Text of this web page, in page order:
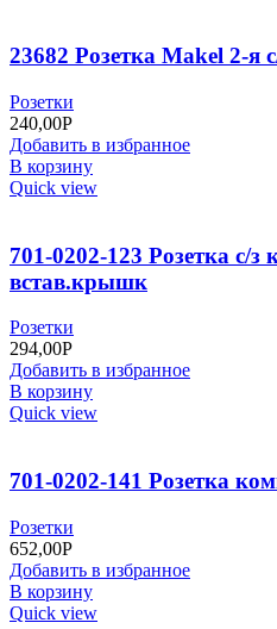
23682 Розетка Makel 2-я
Розетки
240,00Р
Добавить в избранное
В корзину
Quick view
701-0202-123 Розетка с/з
встав.крышк
Розетки
294,00Р
Добавить в избранное
В корзину
Quick view
701-0202-141 Розетка
Розетки
652,00Р
Добавить в избранное
В корзину
Quick view